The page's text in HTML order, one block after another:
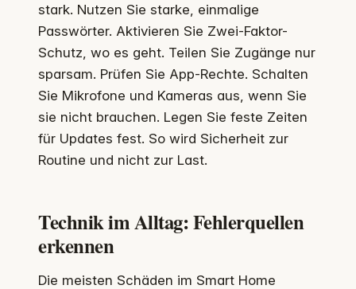
stark. Nutzen Sie starke, einmalige
Passwörter. Aktivieren Sie Zwei-Faktor-
Schutz, wo es geht. Teilen Sie Zugänge nur
sparsam. Prüfen Sie App-Rechte. Schalten
Sie Mikrofone und Kameras aus, wenn Sie
sie nicht brauchen. Legen Sie feste Zeiten
für Updates fest. So wird Sicherheit zur
Routine und nicht zur Last.
Technik im Alltag: Fehlerquellen
erkennen
Die meisten Schäden im Smart Home